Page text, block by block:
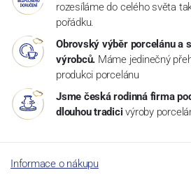
rozesíláme do celého světa
pořádku.
Obrovský výběr porcelánu a
výrobců. Máme jedinečný
produkci porcelánu
Jsme česká rodinná firma
dlouhou tradici výroby
Informace o nákupu